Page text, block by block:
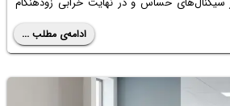
که به ظاهر دچار نقص فنی پیچیده شده، تنها با
به عملکرد عادی بازمی‌گردد. این موضوع نشان
پنهان پایداری یک مدار است. در این مقاله
ادامه‌ی مطلب ...